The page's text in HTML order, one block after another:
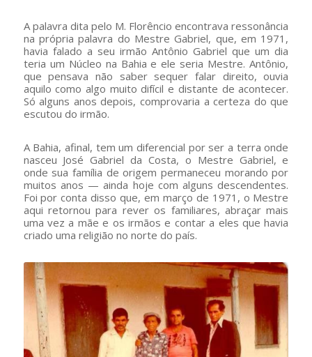
A palavra dita pelo M. Florêncio encontrava ressonância
na própria palavra do Mestre Gabriel, que, em 1971,
havia falado a seu irmão Antônio Gabriel que um dia
teria um Núcleo na Bahia e ele seria Mestre. Antônio,
que pensava não saber sequer falar direito, ouvia
aquilo como algo muito difícil e distante de acontecer.
Só alguns anos depois, comprovaria a certeza do que
escutou do irmão.
A Bahia, afinal, tem um diferencial por ser a terra onde
nasceu José Gabriel da Costa, o Mestre Gabriel, e
onde sua família de origem permaneceu morando por
muitos anos — ainda hoje com alguns descendentes.
Foi por conta disso que, em março de 1971, o Mestre
aqui retornou para rever os familiares, abraçar mais
uma vez a mãe e os irmãos e contar a eles que havia
criado uma religião no norte do país.